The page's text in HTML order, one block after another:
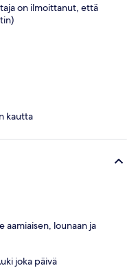
on ilmoittanut, että
kautta
aamiaisen, lounaan ja
joka päivä